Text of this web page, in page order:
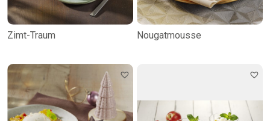
Zimt-Traum Nougatmousse